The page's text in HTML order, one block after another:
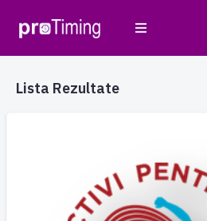
Lista Rezultate